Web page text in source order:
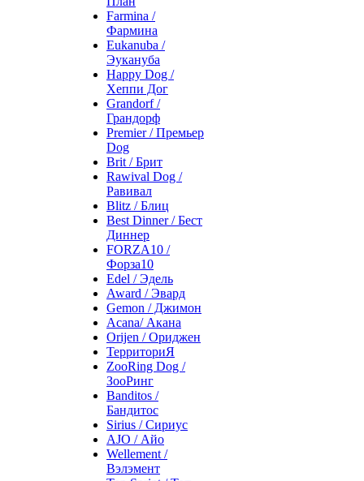
Farmina /
Фармина
Eukanuba /
Эукануба
Happy Dog /
Хеппи Дог
Grandorf /
Грандорф
Premier / Премьер
Dog
Brit / Брит
Rawival Dog /
Равивал
Blitz / Блиц
Best Dinner / Бест
Диннер
FORZA10 /
Форза10
Edel / Эдель
Award / Эвард
Gemon / Джимон
Acana/ Акана
Orijen / Ориджен
ТерриториЯ
ZooRing Dog /
ЗооРинг
Banditos /
Бандитос
Sirius / Сириус
AJO / Айо
Wellement /
Вэлэмент